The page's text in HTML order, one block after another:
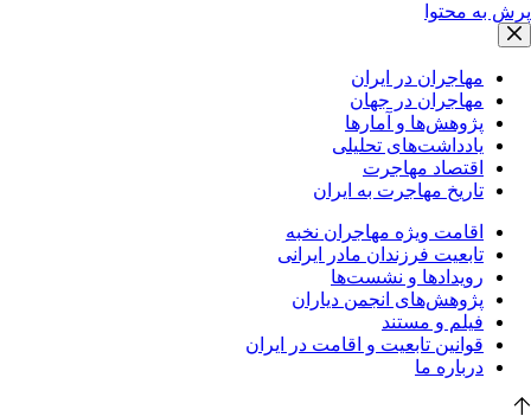
پرش به محتوا
مهاجران در ایران
مهاجران در جهان
پژوهش‌ها و آمارها
یادداشت‌های تحلیلی
اقتصاد مهاجرت
تاریخ مهاجرت به ایران
اقامت ویژه مهاجران نخبه
تابعیت فرزندان مادر ایرانی
رویدادها و نشست‌ها
پژوهش‌های انجمن دیاران
فیلم و مستند
قوانین تابعیت و اقامت در ایران
درباره ما